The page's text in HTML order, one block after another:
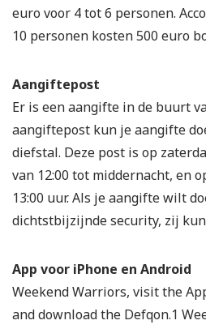
euro voor 4 tot 6 personen.
10 personen kosten 500 euro
Aangiftepost
Er is een aangifte in de buurt
aangiftepost kun je aangifte
diefstal. Deze post is op
van 12:00 tot middernacht, en
13:00 uur. Als je aangifte wilt
dichtstbijzijnde security, zij
App voor iPhone en Android
Weekend Warriors, visit the
and download the Defqon.1